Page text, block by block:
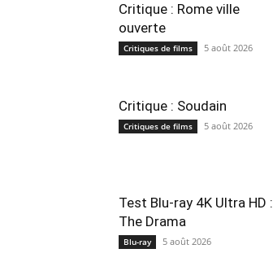
Critique : Rome ville
ouverte
Critiques de films 5 août 2026
Critique : Soudain
Critiques de films 5 août 2026
Test Blu-ray 4K Ultra HD :
The Drama
Blu-ray 5 août 2026